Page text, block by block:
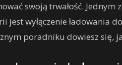
swoją trwałość. Jednym
jest wyłączenie ładowania
poradniku dowiesz się,